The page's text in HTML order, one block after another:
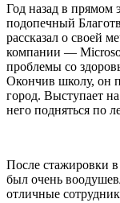
Год назад в прямом
подопечный
рассказал о своей
компании —
проблемы со
Окончив школу, он
город. Выступает
него подняться по
После стажировки
был очень
отличные